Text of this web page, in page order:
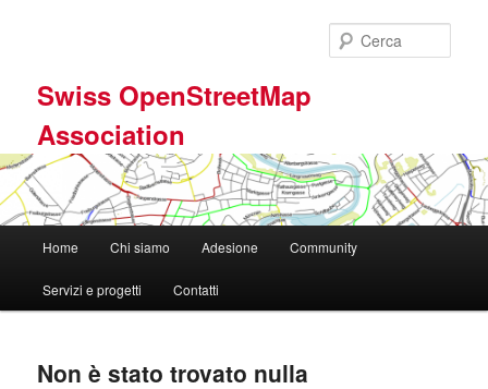
Swiss OpenStreetMap
Association
Home Chi siamo Adesione Community
Servizi e progetti Contatti
Non è stato trovato nulla